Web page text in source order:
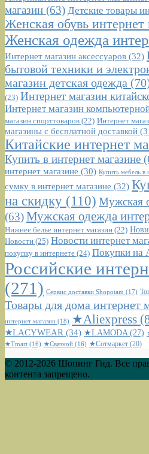
магазин (63) Детские товары
Женская обувь интернет
Женская одежда
Интернет магазин аксессуаров (32)
бытовой техники и
магазин детская одежда
(23) Интернет магазин
Интернет магазин
магазин спорттоваров (22) Интернет
магазины с бесплатной доставкой
Китайские интернет
Купить в интернет магазине
интернет магазине (30) Купить мебель в
сумку в интернет магазине (32)
на скидку (110) Мужская
(63)Мужская одежда
Нижнее белье интернет магазин (22)
Новости (25) Новости интернет
покупку в интернете (24) Покупки на
Российские
(271) Сервис доставки Shopotam (17)
Товары для дома интернет
интернет магазин (18) ★Aliexpress
★LACYWEAR (34) ★LAMODA(27)
★Tmart (16) ★Связной (16) ★Сотмаркет (20)
© 2012-2026 Шопинг Гид. Все
контента запрещено.